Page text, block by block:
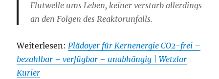
Flutwelle ums Leben, keiner verstarb allerdings
an den Folgen des Reaktorunfalls.
Weiterlesen:Plädoyer für Kernenergie CO2-frei –
bezahlbar – verfügbar – unabhängig | Wetzlar
Kurier